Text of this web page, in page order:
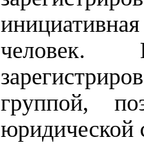
группой,
юридической